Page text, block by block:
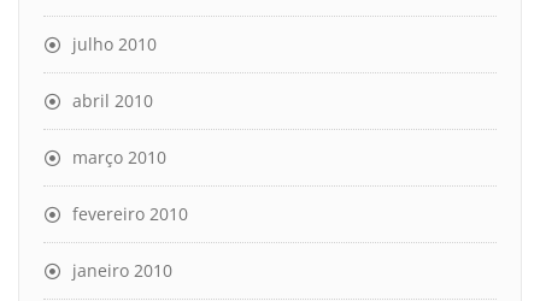
julho 2010
abril 2010
março 2010
fevereiro 2010
janeiro 2010